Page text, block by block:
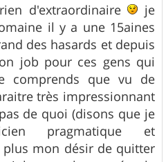
d'extraordinaire
je
il y a une 15aines
des hasards et depuis
job pour ces gens qui
comprends que vu de
très impressionnant
de quoi (disons que je
pragmatique et
plus mon désir de quitter